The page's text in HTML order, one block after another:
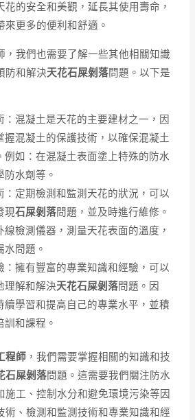
的安全和美觀，延長其使用壽命，
更多的便利和舒適。
，我們也需要了解一些其他相關知識
防和解決天花石屎剝落問題。以下是
：混凝土是天花的主要建材之一，因
握混凝土的保護技術，以確保混凝土
例如：在混凝土表面塗上特殊的防水
防水劑等。
：定期檢測和監測天花的狀況，可以
現石屎剝落問題，並及時進行維修。
線檢測儀器，測量天花表面的溫度，
問題。
：擁有豐富的專業知識和經驗，可以
理解和解決天花石屎剝落問題。因
續學習和提高自己的專業水平，並積
和課程。
程師 ，我們需要掌握相關的知識和技
石屎剝落問題。這需要我們關注防水
施工、控制水分和避免環境污染等因
術、檢測和監測技術和專業知識和經